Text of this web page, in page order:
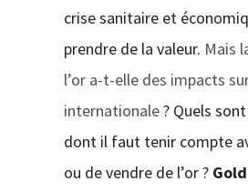
crise sanitaire et
prendre de la valeur. Mais
l’or a-t-elle des impacts
internationale? Quels
dont il faut tenir compte
ou de vendre de l’or ?